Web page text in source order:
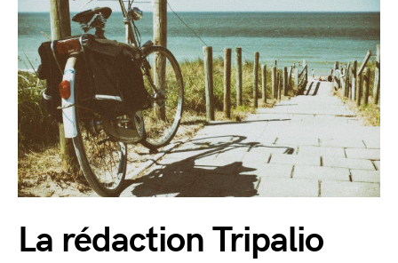
La rédaction Tripalio